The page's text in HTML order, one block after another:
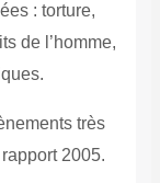
: torture,
de l’homme,
très
2005.